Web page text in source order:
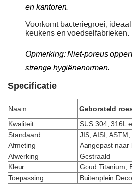
en kantoren.
Voorkomt bacteriegroei;
keukens en voedselfabrieken.
Opmerking: Niet-poreus
strenge hygiënenormen.
Specificatie
Naam
Geborsteld
Kwaliteit
SUS 304, 316L
Standaard
JIS, AISI,
Afmeting
Aangepast naar
Afwerking
Gestraald
Kleur
Goud Titanium,
Toepassing
Buitenplein